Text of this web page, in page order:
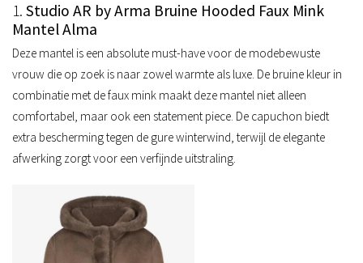
1. Studio AR by Arma Bruine Hooded Faux Mink
Mantel Alma
Deze mantel is een absolute must-have voor de modebewuste
vrouw die op zoek is naar zowel warmte als luxe. De bruine kleur in
combinatie met de faux mink maakt deze mantel niet alleen
comfortabel, maar ook een statement piece. De capuchon biedt
extra bescherming tegen de gure winterwind, terwijl de elegante
afwerking zorgt voor een verfijnde uitstraling.